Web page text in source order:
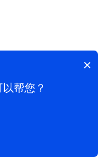
×
帮您？